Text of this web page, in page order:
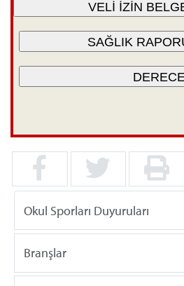
Okul Sporları Duyuruları
Branşlar